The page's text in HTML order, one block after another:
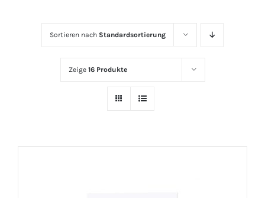
Sortieren nach Standardsortierung
Zeige 16 Produkte